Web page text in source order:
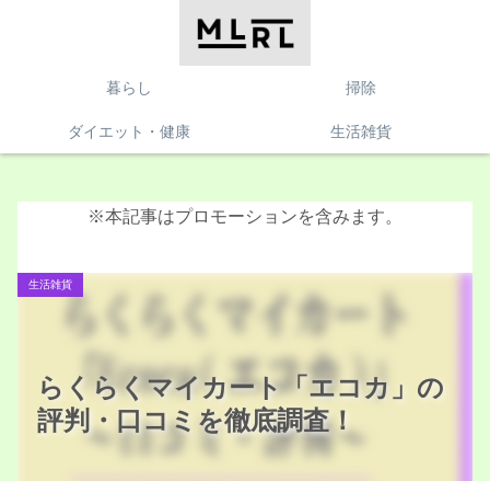
暮らし 掃除
ダイエット・健康 生活雑貨
※本記事はプロモーションを含みます。
らくらくマイカート「エコカ」の
評判・口コミを徹底調査！
生活雑貨